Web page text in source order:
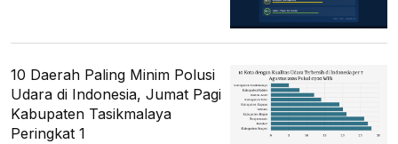
10 Daerah Paling Minim Polusi
Udara di Indonesia, Jumat Pagi
Kabupaten Tasikmalaya
Peringkat 1